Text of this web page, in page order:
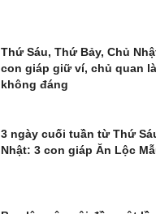
Thứ Sáu, Thứ Bảy, Chủ
con giáp giữ ví, chủ quan
không đáng
3 ngày cuối tuần từ Thứ
Nhật: 3 con giáp Ăn Lộc